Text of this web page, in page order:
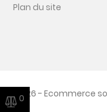
Plan du site
© 2026 - Ecommerce
0